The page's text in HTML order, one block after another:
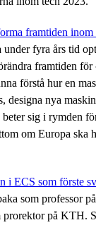
framtiden inom
fyra års tid
framtiden för
förstå hur en
designa nya
sig i rymden
om Europa ska
i ECS som förste
som professor
prorektor på KTH.